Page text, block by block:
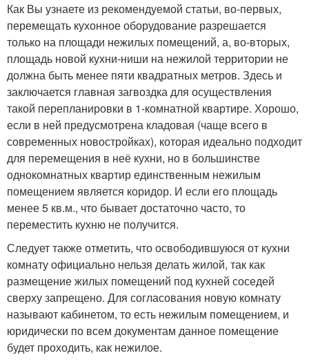
Как Вы узнаете из рекомендуемой статьи, во-первых,
перемещать кухонное оборудование разрешается
только на площади нежилых помещений, а, во-вторых,
площадь новой кухни-ниши на нежилой территории не
должна быть менее пяти квадратных метров. Здесь и
заключается главная загвоздка для осуществления
такой перепланировки в 1-комнатной квартире. Хорошо,
если в ней предусмотрена кладовая (чаще всего в
современных новостройках), которая идеально подходит
для перемещения в неё кухни, но в большинстве
однокомнатных квартир единственным нежилым
помещением является коридор. И если его площадь
менее 5 кв.м., что бывает достаточно часто, то
переместить кухню не получится.
Следует также отметить, что освободившуюся от кухни
комнату официально нельзя делать жилой, так как
размещение жилых помещений под кухней соседей
сверху запрещено. Для согласования новую комнату
называют кабинетом, то есть нежилым помещением, и
юридически по всем документам данное помещение
будет проходить, как нежилое.